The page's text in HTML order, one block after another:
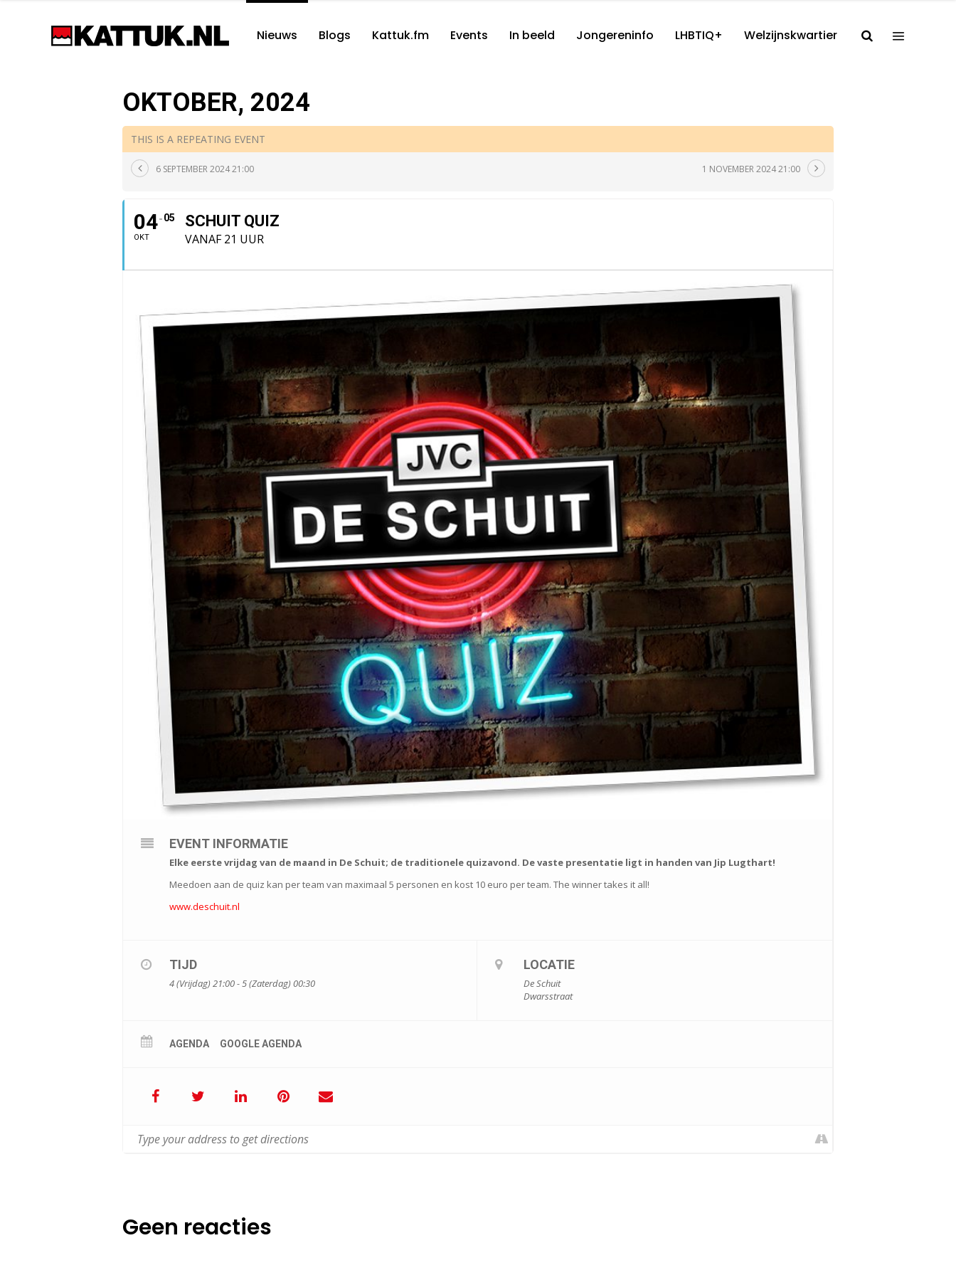
Nieuws Blogs Kattuk.fm Events In beeld Jongereninfo LHBTIQ+ Welzijnskwartier
OKTOBER, 2024
THIS IS A REPEATING EVENT
6 SEPTEMBER 2024 21:00 1 NOVEMBER 2024 21:00
04
OKT
05 SCHUIT QUIZ
VANAF 21 UUR
EVENT INFORMATIE
Elke eerste vrijdag van de maand in De Schuit; de traditionele quizavond. De vaste presentatie ligt in handen van Jip Lugthart!
Meedoen aan de quiz kan per team van maximaal 5 personen en kost 10 euro per team. The winner takes it all!
www.deschuit.nl
TIJD
4 (Vrijdag) 21:00 - 5 (Zaterdag) 00:30
LOCATIE
De Schuit
Dwarsstraat
AGENDA GOOGLE AGENDA
Geen reacties